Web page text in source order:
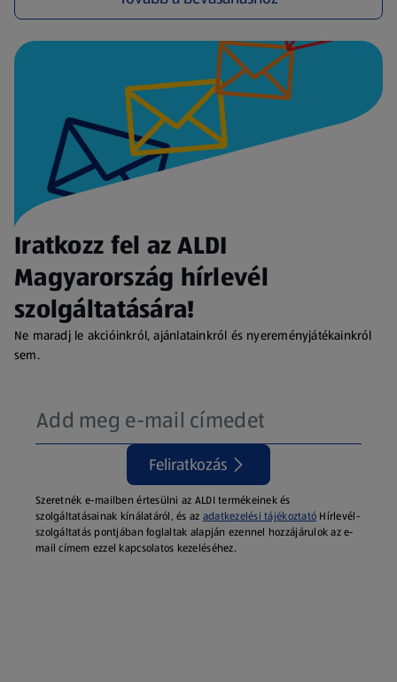
(új oldalon nyílik meg)
Iratkozz fel az ALDI
Magyarország hírlevél
szolgáltatására!
Ne maradj le akcióinkról, ajánlatainkról és nyereményjátékainkról
sem.
Feliratkozás
Szeretnék e-mailben értesülni az ALDI termékeinek és
szolgáltatásainak kínálatáról, és az adatkezelési tájékoztató Hírlevél-
szolgáltatás pontjában foglaltak alapján ezennel hozzájárulok az e-
mail címem ezzel kapcsolatos kezeléséhez.